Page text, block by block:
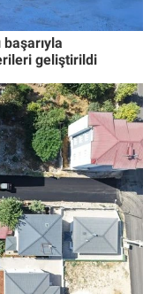
geliştirildi